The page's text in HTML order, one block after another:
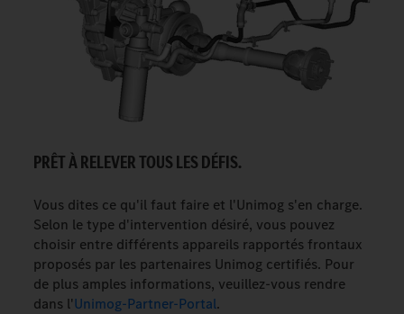
PRÊT À RELEVER TOUS LES DÉFIS.
Vous dites ce qu'il faut faire et l'Unimog s'en charge.
Selon le type d'intervention désiré, vous pouvez
choisir entre différents appareils rapportés frontaux
proposés par les partenaires Unimog certifiés. Pour
de plus amples informations, veuillez-vous rendre
dans l'Unimog-Partner-Portal.